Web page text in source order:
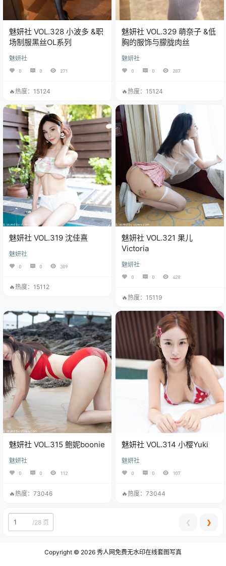
魅妍社 VOL.328 小波多 &职
场制服黑丝OL系列
魅妍社
0 0 271
🔥热度：15124
魅妍社 VOL.329 萌奈子 &低
胸的服饰与朦胧肉丝
魅妍社
0 0 287
🔥热度：15124
魅妍社 VOL.319 沈佳熹
魅妍社
0 0 309
🔥热度：15112
魅妍社 VOL.321 果儿
Victoria
魅妍社
0 0 428
🔥热度：15119
魅妍社 VOL.315 鲍妮boonie
魅妍社
0 0 112
🔥热度：73046
魅妍社 VOL.314 小樱Yuki
魅妍社
0 0 107
🔥热度：73044
/28 页 ❮ ❯
Copyright © 2026 秀人网免费无水印在线套图写真